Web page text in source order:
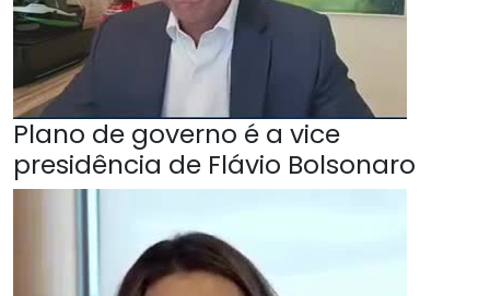
Plano de governo é a vice
presidência de Flávio Bolsonaro